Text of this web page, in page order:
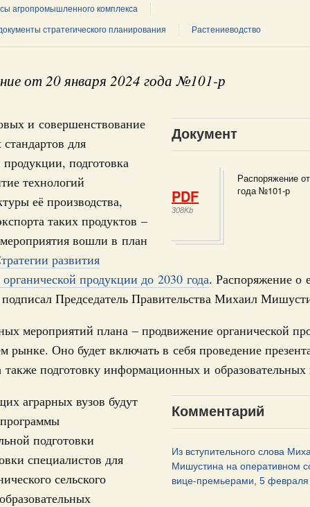
агропромышленного комплекса
стратегического планирования Растениеводство
от 20 января 2024 года №101-р
Документ
PDF
308Kb
Распоряжение
года №101-р
и совершенствование
для
продукции, подготовка
технологий
её производства,
таких продуктов –
вошли в план
развития
органической продукции до 2030 года. Распоряжение о
Председатель Правительства Михаил
мероприятий плана – продвижение органической
рынке. Оно будет включать в себя проведение
также подготовку информационных и образовательных
Комментарий
Из вступительного слова
Мишустина на оперативном
вице-премьерами, 5 февраля
аграрных вузов будут
подготовки
специалистов для
сельского
информация в
и
политика в сфере научных исследований и разработок
премий, лауреаты которых освобождаются
России,5 часов назад,Отрасль информационных технологий
итогам XI конференции «Цифровая
Минсельхоз России,
«Роскосмос»
итогам стратегической сессии о
научно-технологическим развитием
среда
3
10
24
31